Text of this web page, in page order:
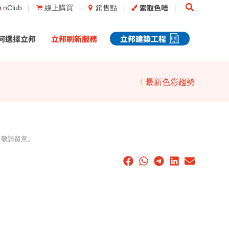
nClub 線上購買 銷售點 索取色咭 Search
選擇立邦 立邦刷新服務 立邦建築工程
〈 最新色彩趨勢
請留意。